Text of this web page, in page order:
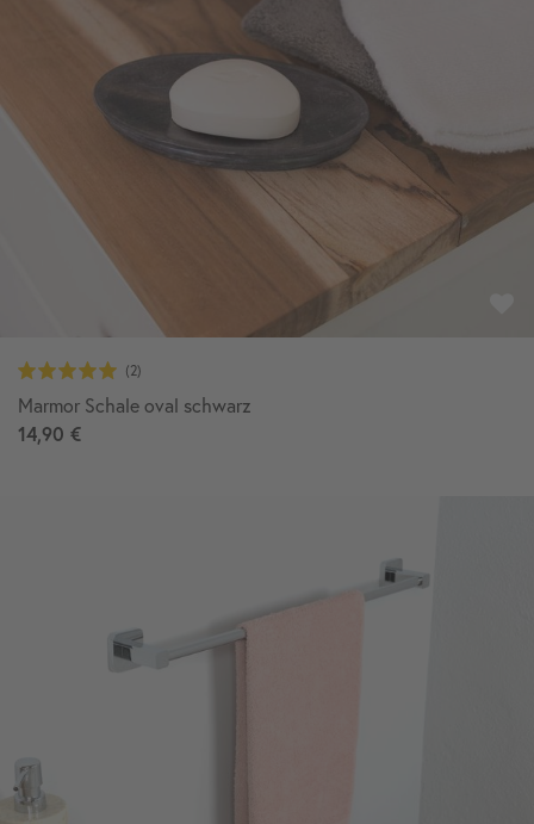
Marmor Schale oval schwarz
14,90 €